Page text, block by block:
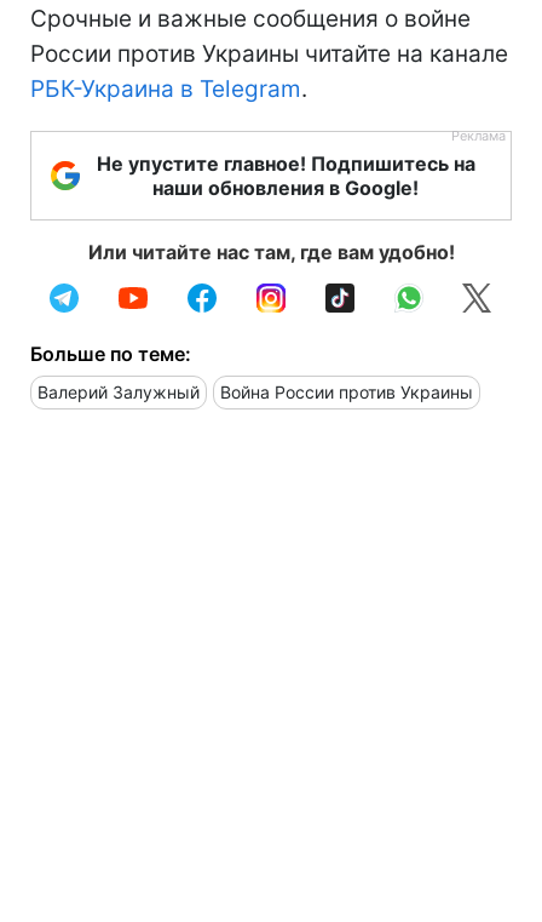
Срочные и важные сообщения о войне
России против Украины читайте на канале
РБК-Украина в Telegram.
Не упустите главное! Подпишитесь на
наши обновления в Google!
Или читайте нас там, где вам удобно!
Больше по теме:
Валерий Залужный Война России против Украины